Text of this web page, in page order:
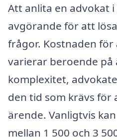
Att anlita en advokat
avgörande för att
frågor. Kostnaden
varierar beroende på
komplexitet,
den tid som krävs
ärende. Vanligtvis
mellan 1 500 och 3